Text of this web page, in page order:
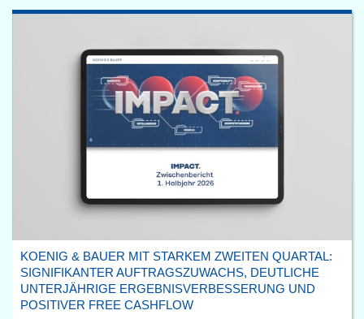
KOENIG & BAUER MIT STARKEM ZWEITEN QUARTAL:
SIGNIFIKANTER AUFTRAGSZUWACHS, DEUTLICHE
UNTERJÄHRIGE ERGEBNISVERBESSERUNG UND
POSITIVER FREE CASHFLOW